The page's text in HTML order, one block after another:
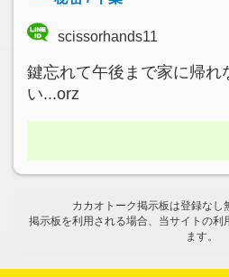
scissorhands11
鍵忘れて午後まで家に帰れ
い...orz
カカオトーク掲示板は登録なし
掲示板を利用される場合、当サイトの利
ます。